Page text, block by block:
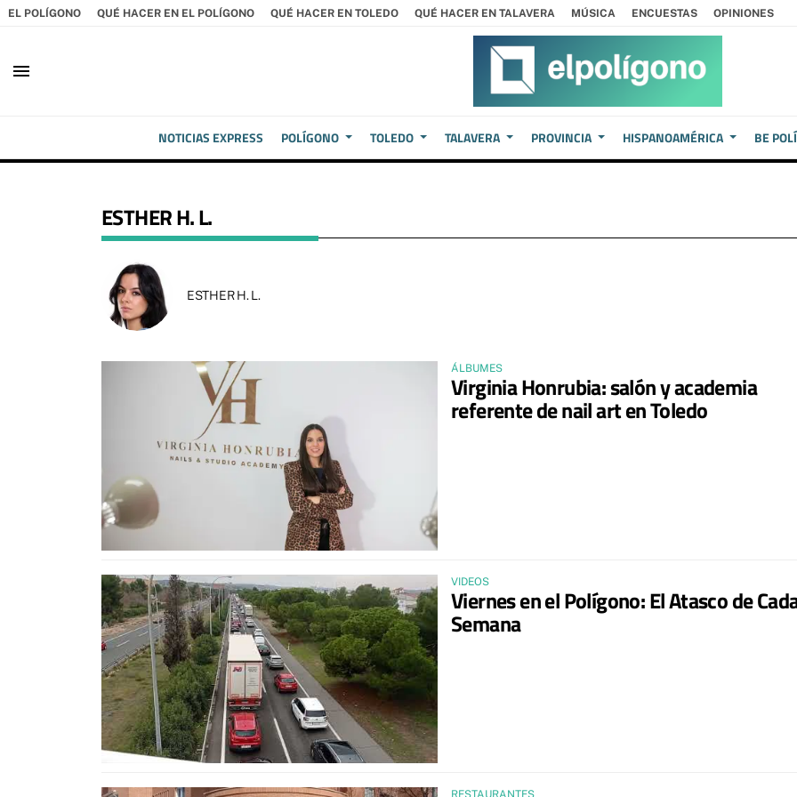
EL POLÍGONO QUÉ HACER EN EL POLÍGONO QUÉ HACER EN TOLEDO QUÉ HACER EN TALAVERA MÚSICA ENCUESTAS OPINIONES
menu
NOTICIAS EXPRESS POLÍGONO TOLEDO TALAVERA PROVINCIA HISPANOAMÉRICA BE
ESTHER H. L.
ESTHER H. L.
ÁLBUMES
Virginia Honrubia: salón y academia
referente de nail art en Toledo
VIDEOS
Viernes en el Polígono: El Atasco de
Semana